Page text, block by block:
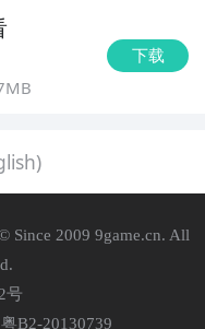
下载
Since 2009 9game.cn. All
号
B2-20130739